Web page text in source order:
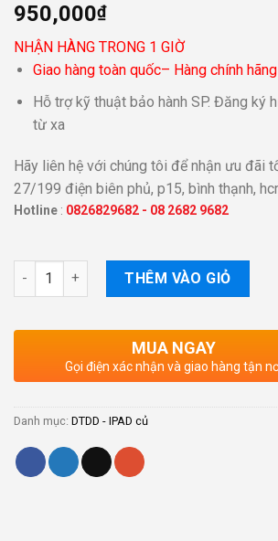
950,000₫
NHẬN HÀNG TRONG 1 GIỜ
Giao hàng toàn quốc– Hàng chính
Hỗ trợ kỹ thuật bảo hành SP. Đăng ký
từ xa
Hãy liên hệ với chúng tôi để nhận ưu đãi
27/199 điện biên phủ, p15, bình thạnh,
Hotline : 0826829682 - 08 2682 9682
Số lượng THÊM VÀO GIỎ
MUA NGAY
Gọi điện xác nhận và giao hàng tận
Danh mục: DTDD - IPAD củ